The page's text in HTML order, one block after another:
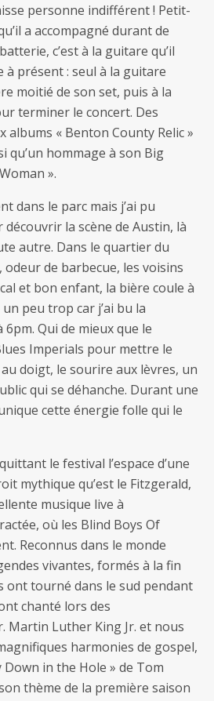
personne indifférent ! Petit-
a accompagné durant de
c’est à la guitare qu’il
à présent : seul à la guitare
moitié de son set, puis à la
terminer le concert. Des
albums « Benton County Relic »
qu’un hommage à son Big
».
dans le parc mais j’ai pu
la scène de Austin, là
autre. Dans le quartier du
odeur de barbecue, les voisins
et bon enfant, la bière coule à
peu trop car j’ai bu la
Qui de mieux que le
Imperials pour mettre le
doigt, le sourire aux lèvres, un
qui se déhanche. Durant une
cette énergie folle qui le
le festival l’espace d’une
mythique qu’est le Fitzgerald,
musique live à
où les Blind Boys Of
Reconnus dans le monde
vivantes, formés à la fin
ont tourné dans le sud pendant
chanté lors des
Martin Luther King Jr. et nous
harmonies de gospel,
Down in the Hole » de Tom
thème de la première saison